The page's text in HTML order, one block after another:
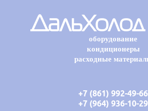
ДальХолод
оборудование
кондиционеры
расходные
+7 (861) 992-49-66
+7 (964) 936-10-29